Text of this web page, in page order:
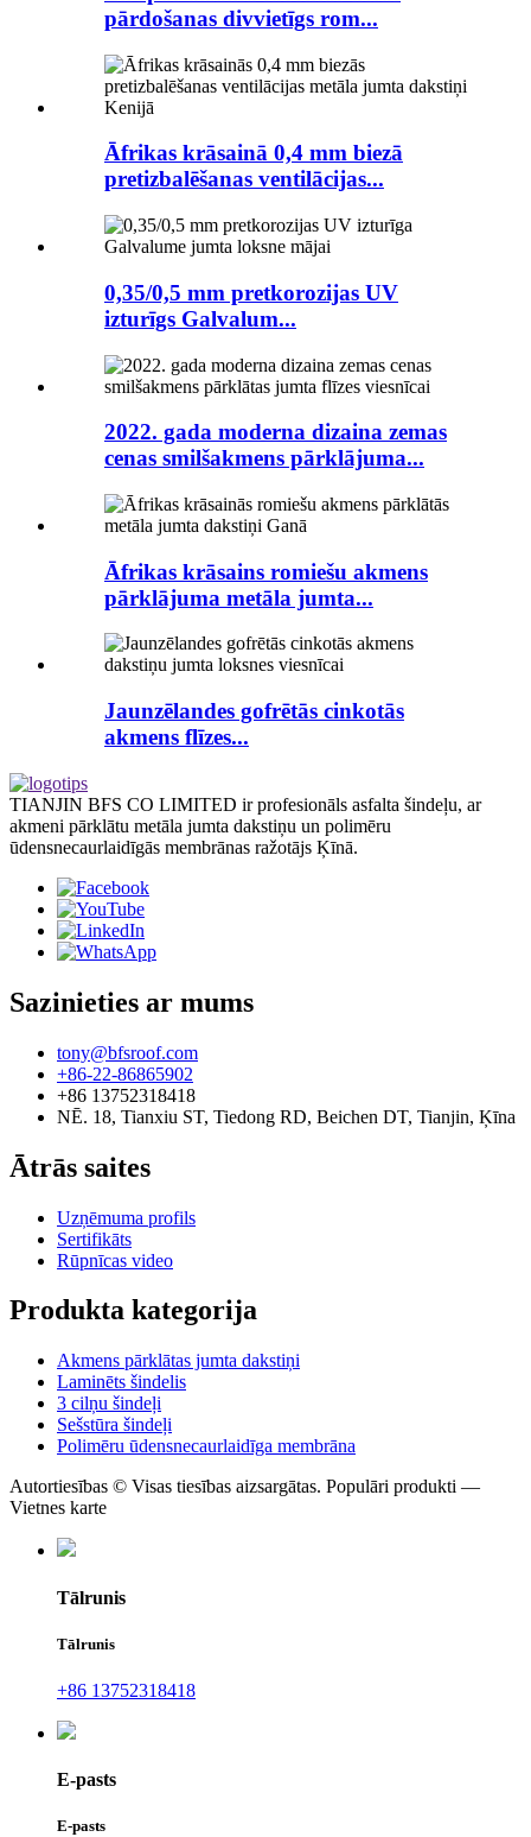
pārdošanas divvietīgs rom...
Āfrikas krāsainā 0,4 mm biezā
pretizbalēšanas ventilācijas...
0,35/0,5 mm pretkorozijas UV
izturīgs Galvalum...
2022. gada moderna dizaina zemas
cenas smilšakmens pārklājuma...
Āfrikas krāsains romiešu akmens
pārklājuma metāla jumta...
Jaunzēlandes gofrētās cinkotās
akmens flīzes...
TIANJIN BFS CO LIMITED ir profesionāls asfalta šindeļu, ar
akmeni pārklātu metāla jumta dakstiņu un polimēru
ūdensnecaurlaidīgās membrānas ražotājs Ķīnā.
Sazinieties ar mums
tony@bfsroof.com
+86-22-86865902
+86 13752318418
NĒ. 18, Tianxiu ST, Tiedong RD, Beichen DT, Tianjin, Ķīna
Ātrās saites
Uzņēmuma profils
Sertifikāts
Rūpnīcas video
Produkta kategorija
Akmens pārklātas jumta dakstiņi
Laminēts šindelis
3 cilņu šindeļi
Sešstūra šindeļi
Polimēru ūdensnecaurlaidīga membrāna
Autortiesības © Visas tiesības aizsargātas. Populāri produkti —
Vietnes karte
Tālrunis
Tālrunis
+86 13752318418
E-pasts
E-pasts